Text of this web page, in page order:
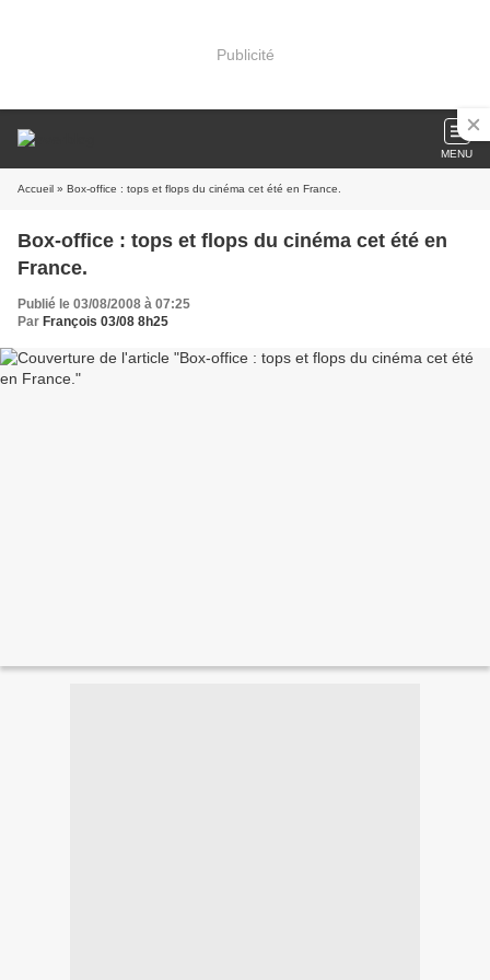
Publicité
MENU
Accueil » Box-office : tops et flops du cinéma cet été en France.
Box-office : tops et flops du cinéma cet été en
France.
Publié le 03/08/2008 à 07:25
Par François 03/08 8h25